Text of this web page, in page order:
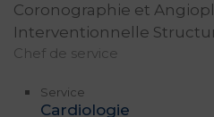
Coronographie et
Interventionnelle
Chef de service
Service
Cardiologie